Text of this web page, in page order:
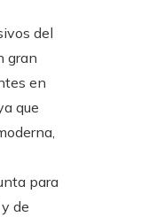
del
gran
en
que
para
de